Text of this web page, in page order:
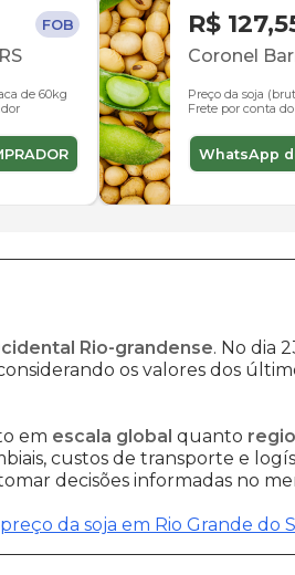
FOB
RS
de 60kg
R$
Coronel
Preço da soja
Frete por conta
WhatsApp
Rio-grandense. No dia
os valores dos
em escala global quanto
custos de transporte e
decisões informadas no
preço da soja em Rio Grande do